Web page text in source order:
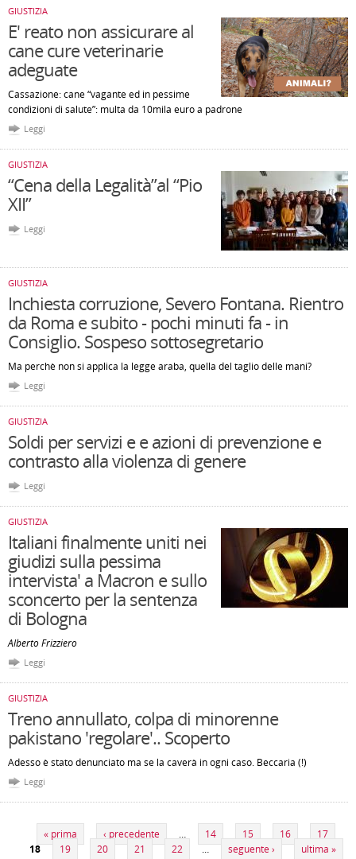
GIUSTIZIA
E' reato non assicurare al
cane cure veterinarie
adeguate
Cassazione: cane “vagante ed in pessime
condizioni di salute”: multa da 10mila euro a padrone
Leggi
GIUSTIZIA
“Cena della Legalità”al “Pio
XII”
Leggi
GIUSTIZIA
Inchiesta corruzione, Severo Fontana. Rientro
da Roma e subito - pochi minuti fa - in
Consiglio. Sospeso sottosegretario
Ma perchè non si applica la legge araba, quella del taglio delle mani?
Leggi
GIUSTIZIA
Soldi per servizi e e azioni di prevenzione e
contrasto alla violenza di genere
Leggi
GIUSTIZIA
Italiani finalmente uniti nei
giudizi sulla pessima
intervista' a Macron e sullo
sconcerto per la sentenza
di Bologna
Alberto Frizziero
Leggi
GIUSTIZIA
Treno annullato, colpa di minorenne
pakistano 'regolare'.. Scoperto
Adesso è stato denunciato ma se la caverà in ogni caso. Beccaria (!)
Leggi
« prima ‹ precedente … 14 15 16
17
18
19 20 21 22 … seguente › ultima »